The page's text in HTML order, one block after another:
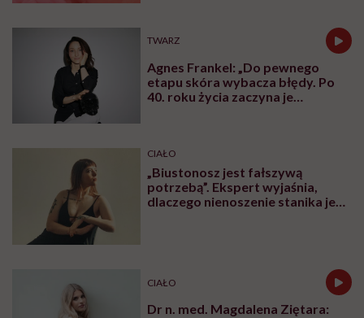
TWARZ
Agnes Frankel: „Do pewnego
etapu skóra wybacza błędy. Po
40. roku życia zaczyna je
CIAŁO
„Biustonosz jest fałszywą
potrzebą”. Ekspert wyjaśnia,
dlaczego nienoszenie stanika jest
CIAŁO
Dr n. med. Magdalena Ziętara: